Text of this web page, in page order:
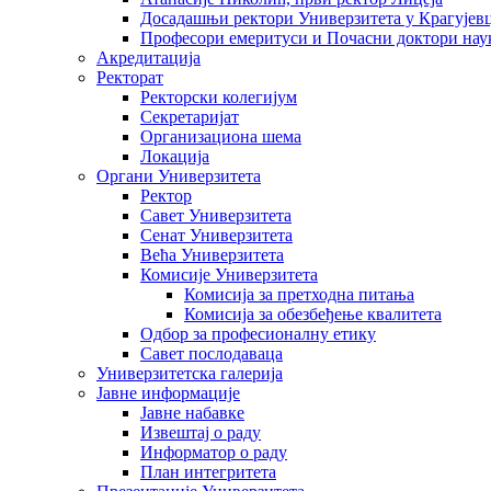
Досадашњи ректори Универзитета у
Професори емеритуси и Почасни доктори
Акредитација
Ректорат
Ректорски колегијум
Секретаријат
Организациона шема
Локација
Органи Универзитета
Ректор
Савет Универзитета
Сенат Универзитета
Већа Универзитета
Комисије Универзитета
Комисија за претходна питања
Комисија за обезбеђење квалитета
Одбор за професионалну етику
Савет послодаваца
Универзитетска галерија
Јавне информације
Јавне набавке
Извештај о раду
Информатор о раду
План интегритета